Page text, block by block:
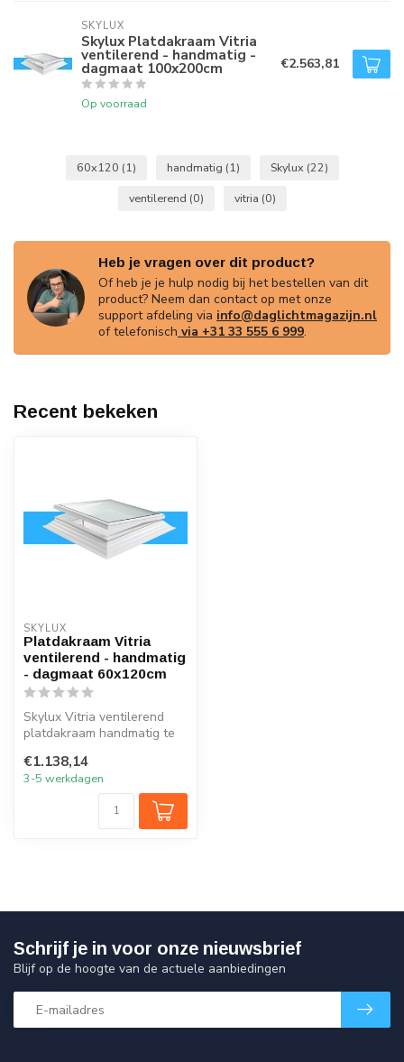
SKYLUX
Skylux Platdakraam Vitria
ventilerend - handmatig -
dagmaat 100x200cm
Op voorraad
€2.563,81
60x120 (1) handmatig (1) Skylux (22)
ventilerend (0) vitria (0)
Heb je vragen over dit product?
Of heb je je hulp nodig bij het bestellen van dit
product? Neem dan contact op met onze
support afdeling via info@daglichtmagazijn.nl
of telefonisch via +31 33 555 6 999.
Recent bekeken
SKYLUX
Platdakraam Vitria
ventilerend - handmatig
- dagmaat 60x120cm
Skylux Vitria ventilerend
platdakraam handmatig te
dakopstand...
€1.138,14
3-5 werkdagen
Schrijf je in voor onze nieuwsbrief
Blijf op de hoogte van de actuele aanbiedingen